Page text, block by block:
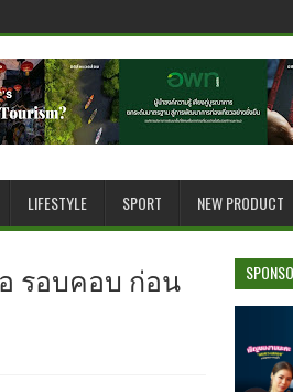
LIFESTYLE SPORT NEW PRODUCT
รอบคอบ ก่อน